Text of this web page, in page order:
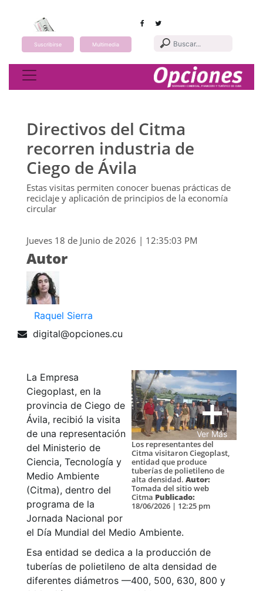
Suscribirse Multimedia
Toggle navigation
Directivos del Citma
recorren industria de
Ciego de Ávila
Estas visitas permiten conocer buenas prácticas de
reciclaje y aplicación de principios de la economía
circular
Jueves 18 de Junio de 2026 | 12:35:03 PM
Autor
Raquel Sierra
digital@opciones.cu
Ver Más
Los representantes del
Citma visitaron Ciegoplast,
entidad que produce
tuberías de polietileno de
alta densidad. Autor:
Tomada del sitio web
Citma Publicado:
18/06/2026 | 12:25 pm
La Empresa
Ciegoplast, en la
provincia de Ciego de
Ávila, recibió la visita
de una representación
del Ministerio de
Ciencia, Tecnología y
Medio Ambiente
(Citma), dentro del
programa de la
Jornada Nacional por
el Día Mundial del Medio Ambiente.
Esa entidad se dedica a la producción de
tuberías de polietileno de alta densidad de
diferentes diámetros —400, 500, 630, 800 y